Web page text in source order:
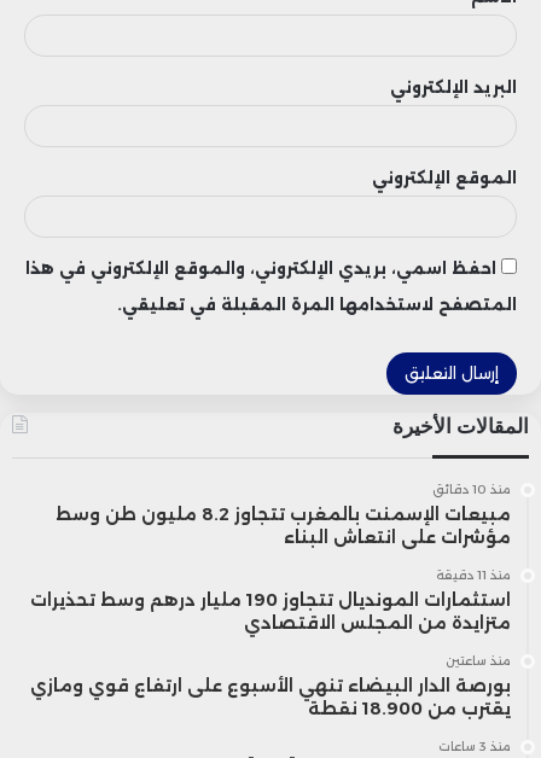
البريد الإلكتروني
الموقع الإلكتروني
احفظ اسمي، بريدي الإلكتروني، والموقع الإلكتروني في هذا
المتصفح لاستخدامها المرة المقبلة في تعليقي.
المقالات الأخيرة
منذ 10 دقائق
مبيعات الإسمنت بالمغرب تتجاوز 8.2 مليون طن وسط
مؤشرات على انتعاش البناء
منذ 11 دقيقة
استثمارات المونديال تتجاوز 190 مليار درهم وسط تحذيرات
متزايدة من المجلس الاقتصادي
منذ ساعتين
بورصة الدار البيضاء تنهي الأسبوع على ارتفاع قوي ومازي
يقترب من 18.900 نقطة
منذ 3 ساعات